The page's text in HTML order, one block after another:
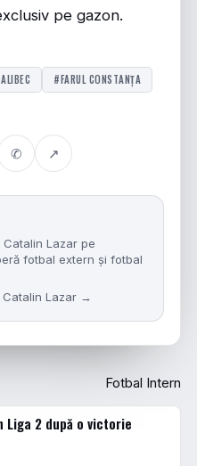
pe gazon.
#FARUL CONSTANȚA
✆ ↗
Lazar pe
fotbal extern și fotbal
Lazar →
Fotbal Intern
Liga 2 după o victorie